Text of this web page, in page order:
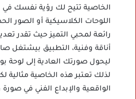
الخاصية تتيح لك رؤية نفسك في
اللوحات الكلاسيكية أو الصور
رائعة لمحبي التميز حيث تقدر
أناقة وفنية، التطبيق بيشتغل
ليحول صورتك العادية إلى لوحة
لذلك تعتبر هذه الخاصية مثالية
الواقعية والإبداع الفني في صورة